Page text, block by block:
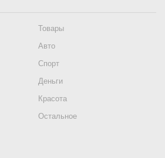
Товары
Авто
Спорт
Деньги
Красота
Остальное